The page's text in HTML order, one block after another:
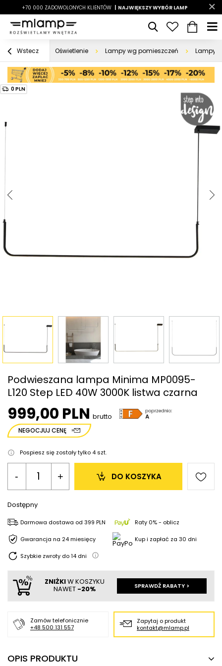
-7% LATO7
+70 000 ZADOWOLONYCH KLIENTÓW | NAJWIĘKSZY WYBÓR LAMP
| |
Wstecz Oświetlenie Lampy wg pomieszczeń Lampy
0 PLN
Podwieszana lampa Minima MP0095-
L120 Step LED 40W 3000K listwa czarna
999,00 PLN brutto
NEGOCJUJ CENĘ
Pospiesz się zostały tylko 4 szt.
- + DO KOSZYKA
Dostępny
Darmowa dostawa od 399 PLN Raty 0% - oblicz
Gwarancja na 24 miesięcy Kup i zapłać za 30 dni
Szybkie zwroty do14 dni
ZNIŻKIW KOSZYKU
NAWET -20% SPRAWDŹ RABATY >
Zamów telefonicznie
+48 500 131 557
Zapytaj o produkt
kontakt@mlamp.pl
OPIS PRODUKTU